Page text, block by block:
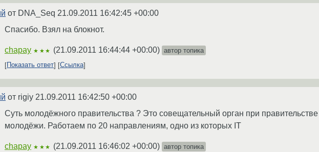
от DNA_Seq 21.09.2011 16:42:45 +00:00
Спасибо. Взял на блокнот.
chapay ★★★ (21.09.2011 16:44:44 +00:00) автор топика
Показать ответ
Ссылка
от rigiy 21.09.2011 16:42:50 +00:00
Суть молодёжного правительства ? Это совещательный орган при
молодёжи. Работаем по 20 направлениям, одно из которых IT
chapay ★★★ (21.09.2011 16:46:02 +00:00) автор топика